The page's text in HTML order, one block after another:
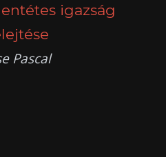
igazság
Pascal